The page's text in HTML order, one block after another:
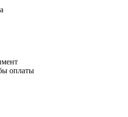
оплаты